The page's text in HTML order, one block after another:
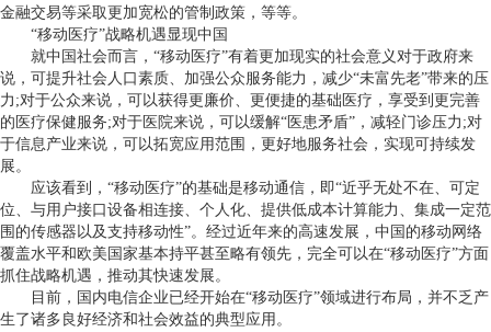
金融交易等采取更加宽松的管制政策，等等。
“移动医疗”战略机遇显现中国
就中国社会而言，“移动医疗”有着更加现实的社会意义对于政府来
说，可提升社会人口素质、加强公众服务能力，减少“未富先老”带来的压
力;对于公众来说，可以获得更廉价、更便捷的基础医疗，享受到更完善
的医疗保健服务;对于医院来说，可以缓解“医患矛盾”，减轻门诊压力;对
于信息产业来说，可以拓宽应用范围，更好地服务社会，实现可持续发
展。
应该看到，“移动医疗”的基础是移动通信，即“近乎无处不在、可定
位、与用户接口设备相连接、个人化、提供低成本计算能力、集成一定范
围的传感器以及支持移动性”。经过近年来的高速发展，中国的移动网络
覆盖水平和欧美国家基本持平甚至略有领先，完全可以在“移动医疗”方面
抓住战略机遇，推动其快速发展。
目前，国内电信企业已经开始在“移动医疗”领域进行布局，并不乏产
生了诸多良好经济和社会效益的典型应用。